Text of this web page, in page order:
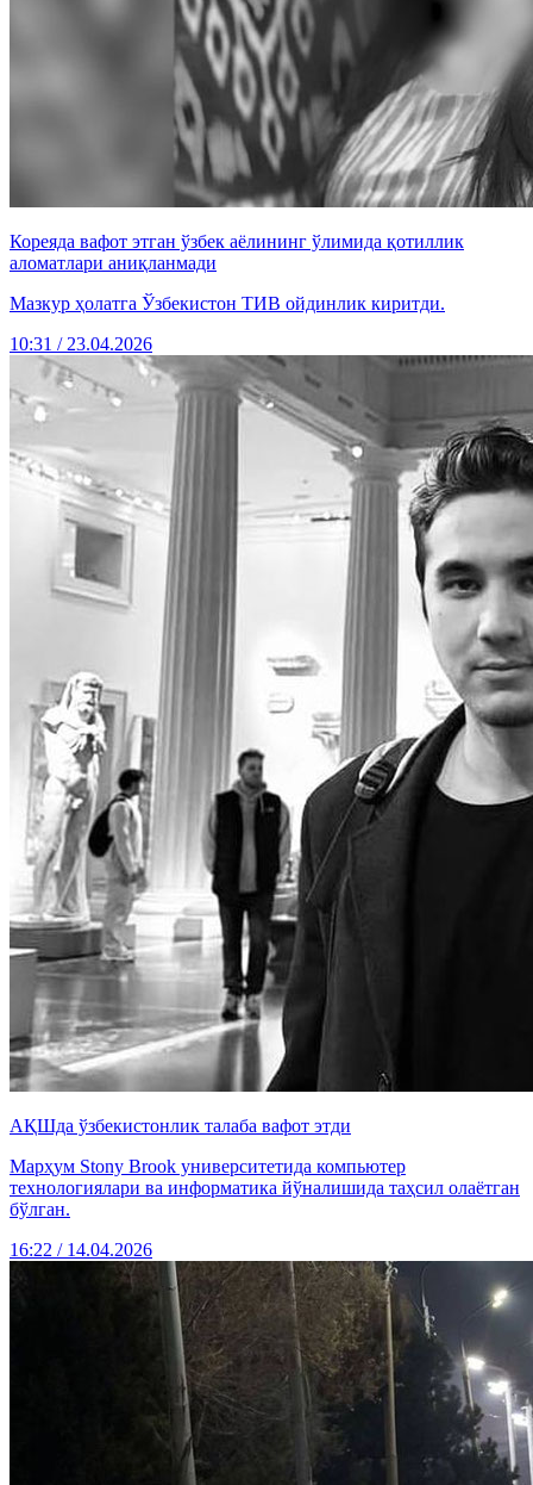
Кореяда вафот этган ўзбек аёлининг ўлимида қотиллик
аломатлари аниқланмади
Мазкур ҳолатга Ўзбекистон ТИВ ойдинлик киритди.
10:31 / 23.04.2026
АҚШда ўзбекистонлик талаба вафот этди
Марҳум Stony Brook университетида компьютер
технологиялари ва информатика йўналишида таҳсил олаётган
бўлган.
16:22 / 14.04.2026